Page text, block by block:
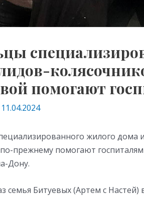
помогают
11.04.2024
жилого дома
прежнему помогают
Дону.
семья Битуевых (Артем с